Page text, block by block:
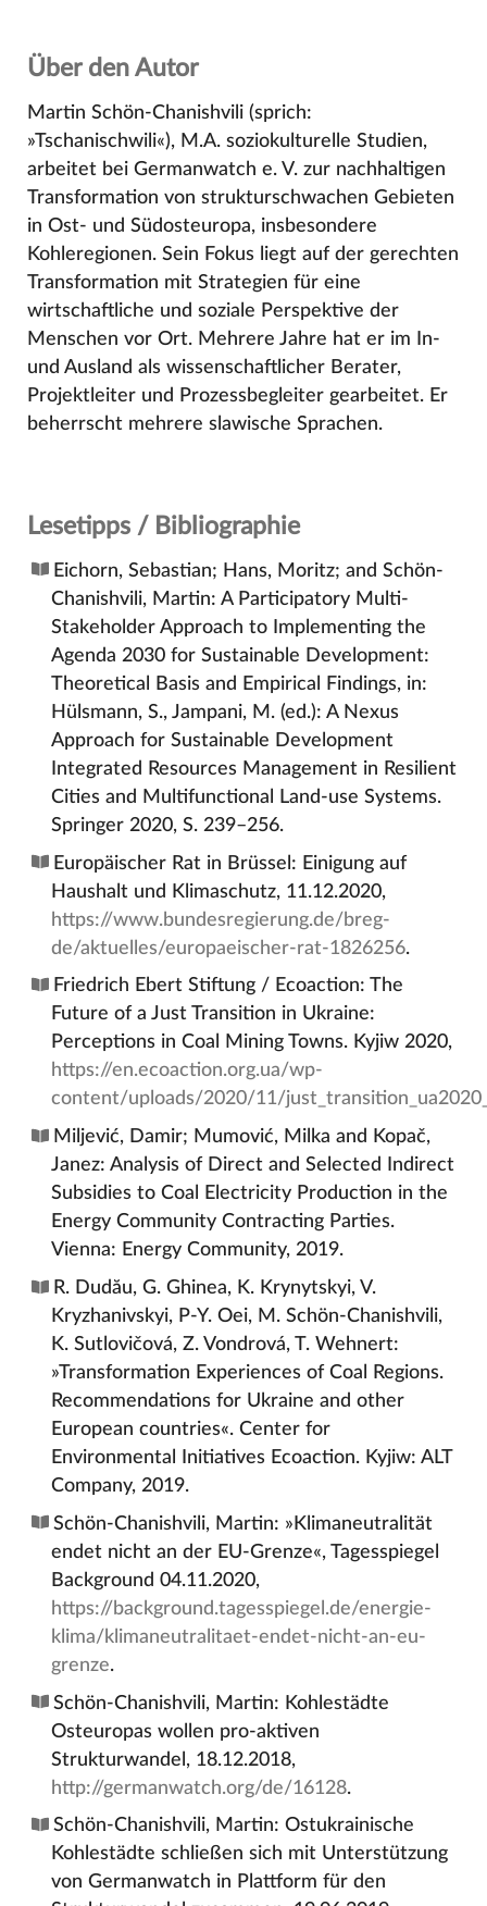
Über den Autor
Martin Schön-Chanishvili (sprich:
»Tschanischwili«), M.A. soziokulturelle Studien,
arbeitet bei Germanwatch e. V. zur nachhaltigen
Transformation von strukturschwachen Gebieten
in Ost- und Südosteuropa, insbesondere
Kohleregionen. Sein Fokus liegt auf der gerechten
Transformation mit Strategien für eine
wirtschaftliche und soziale Perspektive der
Menschen vor Ort. Mehrere Jahre hat er im In-
und Ausland als wissenschaftlicher Berater,
Projektleiter und Prozessbegleiter gearbeitet. Er
beherrscht mehrere slawische Sprachen.
Lesetipps / Bibliographie
Eichorn, Sebastian; Hans, Moritz; and Schön-
Chanishvili, Martin: A Participatory Multi-
Stakeholder Approach to Implementing the
Agenda 2030 for Sustainable Development:
Theoretical Basis and Empirical Findings, in:
Hülsmann, S., Jampani, M. (ed.): A Nexus
Approach for Sustainable Development
Integrated Resources Management in Resilient
Cities and Multifunctional Land-use Systems.
Springer 2020, S. 239–256.
Europäischer Rat in Brüssel: Einigung auf
Haushalt und Klimaschutz, 11.12.2020,
https://www.bundesregierung.de/breg-
de/aktuelles/europaeischer-rat-1826256.
Friedrich Ebert Stiftung / Ecoaction: The
Future of a Just Transition in Ukraine:
Perceptions in Coal Mining Towns. Kyjiw 2020,
https://en.ecoaction.org.ua/wp-
content/uploads/2020/11/
Miljević, Damir; Mumović, Milka and Kopač,
Janez: Analysis of Direct and Selected Indirect
Subsidies to Coal Electricity Production in the
Energy Community Contracting Parties.
Vienna: Energy Community, 2019.
R. Dudău, G. Ghinea, K. Krynytskyi, V.
Kryzhanivskyi, P-Y. Oei, M. Schön-Chanishvili,
K. Sutlovičová, Z. Vondrová, T. Wehnert:
»Transformation Experiences of Coal Regions.
Recommendations for Ukraine and other
European countries«. Center for
Environmental Initiatives Ecoaction. Kyjiw: ALT
Company, 2019.
Schön-Chanishvili, Martin: »Klimaneutralität
endet nicht an der EU-Grenze«, Tagesspiegel
Background 04.11.2020,
https://background.tagesspiegel.de/energie-
klima/klimaneutralitaet-endet-nicht-an-eu-
grenze.
Schön-Chanishvili, Martin: Kohlestädte
Osteuropas wollen pro-aktiven
Strukturwandel, 18.12.2018,
http://germanwatch.org/de/16128.
Schön-Chanishvili, Martin: Ostukrainische
Kohlestädte schließen sich mit Unterstützung
von Germanwatch in Plattform für den